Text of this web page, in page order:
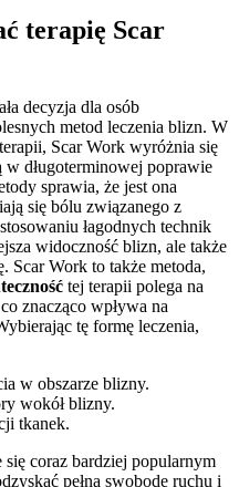
terapię Scar
decyzja dla osób
metod leczenia blizn. W
Scar Work wyróżnia się
długoterminowej poprawie
sprawia, że jest ona
się bólu związanego z
łagodnych technik
widoczność blizn, ale także
Scar Work to także metoda,
tej terapii polega na
znacząco wpływa na
tę formę leczenia,
w obszarze blizny.
wokół blizny.
tkanek.
coraz bardziej popularnym
pełną swobodę ruchu i